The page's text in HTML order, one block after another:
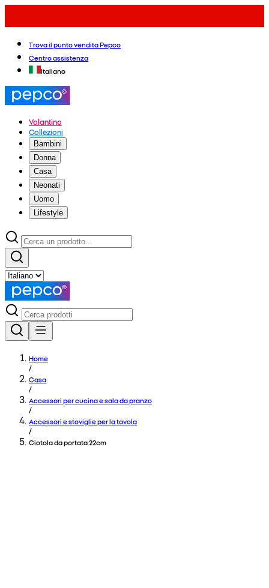
Trova il punto vendita Pepco
Centro assistenza
Italiano
Volantino
Collezioni
Bambini
Donna
Casa
Neonati
Uomo
Lifestyle
Home
/
Casa
/
Accessori per cucina e sala da pranzo
/
Accessori e stoviglie per la tavola
/
Ciotola da portata 22cm